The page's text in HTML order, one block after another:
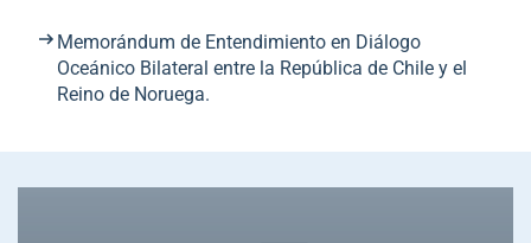
Memorándum de Entendimiento en Diálogo
Oceánico Bilateral entre la República de Chile y el
Reino de Noruega.